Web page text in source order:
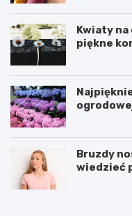
Kwiaty na
piękne
Bruzdy
wiedzieć